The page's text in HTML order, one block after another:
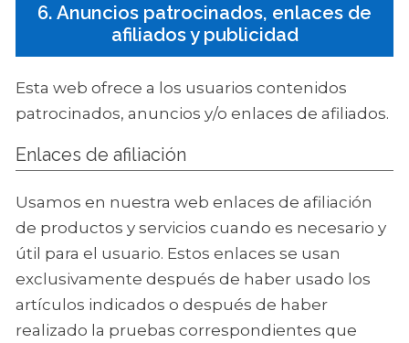
6. Anuncios patrocinados, enlaces de
afiliados y publicidad
Esta web ofrece a los usuarios contenidos
patrocinados, anuncios y/o enlaces de afiliados.
Enlaces de afiliación
Usamos en nuestra web enlaces de afiliación
de productos y servicios cuando es necesario y
útil para el usuario. Estos enlaces se usan
exclusivamente después de haber usado los
artículos indicados o después de haber
realizado la pruebas correspondientes que